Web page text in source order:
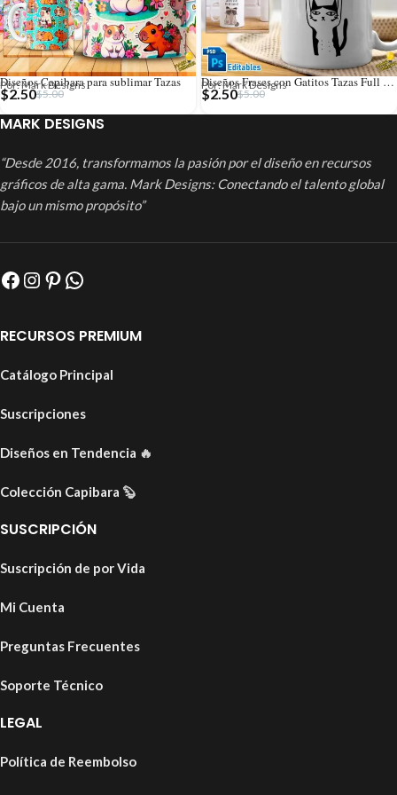
Diseños Capibara para sublimar Tazas
Por: Mark Designs
$5.00
$2.50
Diseños Frases con Gatitos Tazas Full Editables
Por: Mark Designs
$5.00
$2.50
MARK DESIGNS
“Desde 2016, transformamos la pasión por el diseño en recursos
gráficos de alta gama. Mark Designs: Conectando el talento global
bajo un mismo propósito”
RECURSOS PREMIUM
Catálogo Principal
Suscripciones
Diseños en Tendencia 🔥
Colección Capibara 🦫
SUSCRIPCIÓN
Suscripción de por Vida
Mi Cuenta
Preguntas Frecuentes
Soporte Técnico
LEGAL
Política de Reembolso